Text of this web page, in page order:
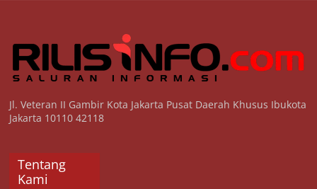
Jl. Veteran II Gambir Kota Jakarta Pusat Daerah Khusus Ibukota
Jakarta 10110 42118
Tentang
Kami